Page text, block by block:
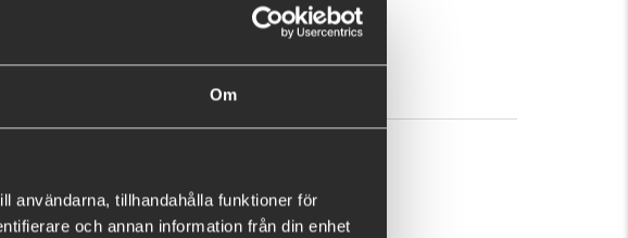
Om
användarna, tillhandahålla funktioner för
och annan information från din enhet
€10.89 BUY
OK